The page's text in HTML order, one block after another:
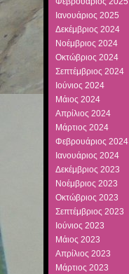
Ιανουάριος 2025
Δεκέμβριος 2024
Νοέμβριος 2024
Οκτώβριος 2024
Σεπτέμβριος 2024
Ιούνιος 2024
Μάιος 2024
Απρίλιος 2024
Μάρτιος 2024
Φεβρουάριος 2024
Ιανουάριος 2024
Δεκέμβριος 2023
Νοέμβριος 2023
Οκτώβριος 2023
Σεπτέμβριος 2023
Ιούνιος 2023
Μάιος 2023
Απρίλιος 2023
Μάρτιος 2023